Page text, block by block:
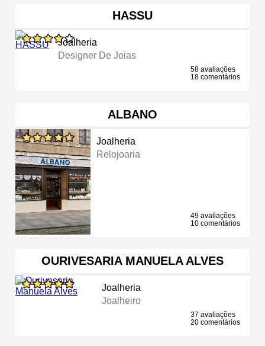
HASSU
Joalheria
Designer De Joias
58 avaliações
18 comentários
ALBANO
Joalheria
Relojoaria
49 avaliações
10 comentários
OURIVESARIA MANUELA ALVES
Joalheria
Joalheiro
37 avaliações
20 comentários